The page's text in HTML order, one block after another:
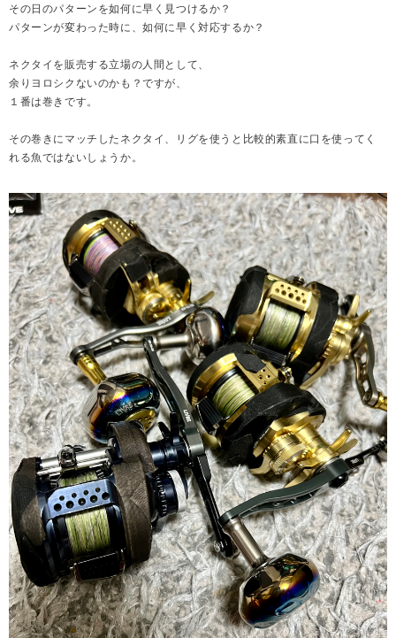
その日のパターンを如何に早く見つけるか？
パターンが変わった時に、如何に早く対応するか？
ネクタイを販売する立場の人間として、
余りヨロシクないのかも？ですが、
１番は巻きです。
その巻きにマッチしたネクタイ、リグを使うと比較的素直に口を使ってく
れる魚ではないしょうか。